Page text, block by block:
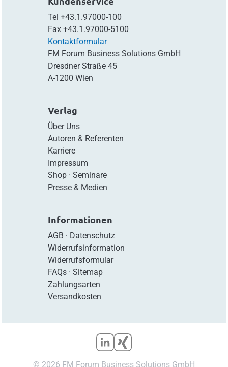
Tel +43.1.97000-100
Fax +43.1.97000-5100
Kontaktformular
FM Forum Business Solutions GmbH
Dresdner Straße 45
A-1200 Wien
Verlag
Über Uns
Autoren & Referenten
Karriere
Impressum
Shop· Seminare
Presse & Medien
Informationen
AGB · Datenschutz
Widerrufsinformation
Widerrufsformular
FAQs· Sitemap
Zahlungsarten
Versandkosten
© 2026 FM Forum Business Solutions GmbH